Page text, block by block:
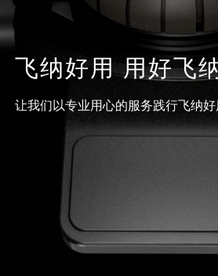
飞纳好用 用好飞
让我们以专业用心的服务践行飞纳